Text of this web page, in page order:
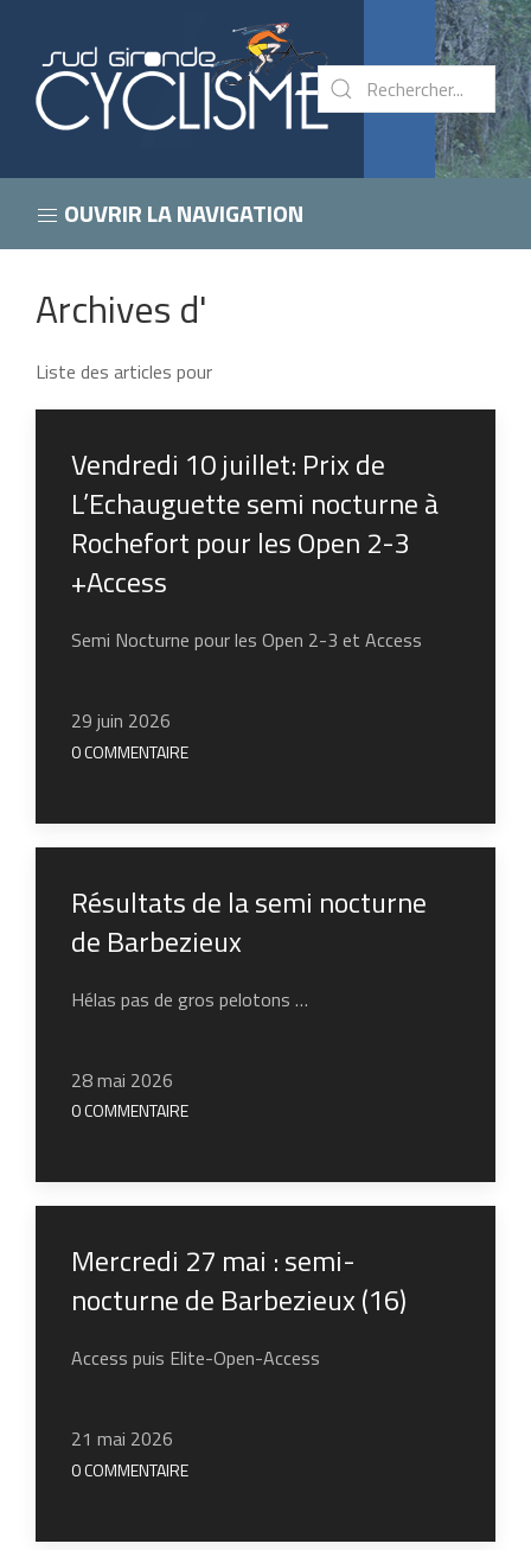
OUVRIR LA NAVIGATION
Archives d'
Liste des articles pour
Vendredi 10 juillet: Prix de
L’Echauguette semi nocturne à
Rochefort pour les Open 2-3
+Access
Semi Nocturne pour les Open 2-3 et Access
29 juin 2026
0 COMMENTAIRE
Résultats de la semi nocturne
de Barbezieux
Hélas pas de gros pelotons …
28 mai 2026
0 COMMENTAIRE
Mercredi 27 mai : semi-
nocturne de Barbezieux (16)
Access puis Elite-Open-Access
21 mai 2026
0 COMMENTAIRE